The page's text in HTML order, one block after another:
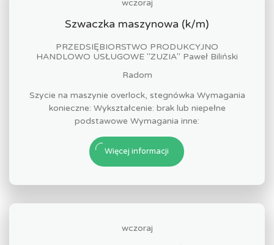
wczoraj
Szwaczka maszynowa (k/m)
PRZEDSIĘBIORSTWO PRODUKCYJNO
HANDLOWO USŁUGOWE "ZUZIA" Paweł Biliński
Radom
Szycie na maszynie overlock, stegnówka Wymagania
konieczne: Wykształcenie: brak lub niepełne
podstawowe Wymagania inne:
Więcej informacji
wczoraj